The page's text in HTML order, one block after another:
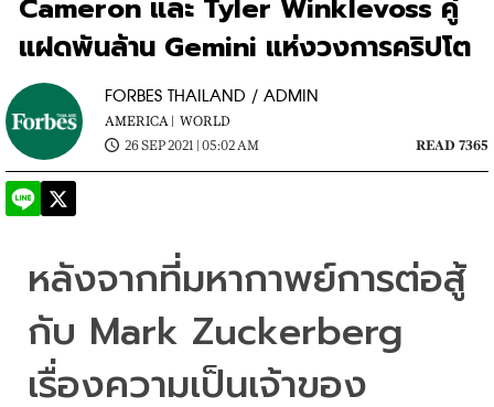
แฝดพันล้าน Gemini แห่งวงการคริปโต
FORBES THAILAND / ADMIN
AMERICA | WORLD
26 SEP 2021 | 05:02 AM
READ 7365
หลังจากที่มหากาพย์การต่อสู้
กับ Mark Zuckerberg